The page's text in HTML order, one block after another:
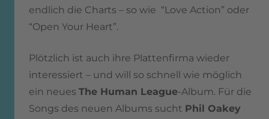
endlich die Charts – so wie “Love Action” oder
“Open Your Heart”.
Plötzlich ist auch ihre Plattenfirma wieder
interessiert – und will so schnell wie möglich
ein neues The Human League-Album. Für die
Songs des neuen Albums sucht Phil Oakey